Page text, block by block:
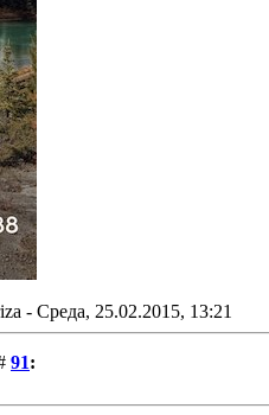
- Среда, 25.02.2015, 13:21
91: